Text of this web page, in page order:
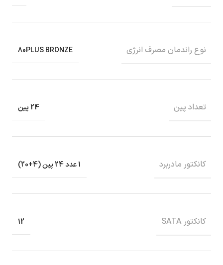
نوع راندمان مصرف انرژی 80PLUS BRONZE
تعداد پین 24 پین
کانکتور مادربرد 1 عدد 24 پین (4+20)
کانکتور SATA 12